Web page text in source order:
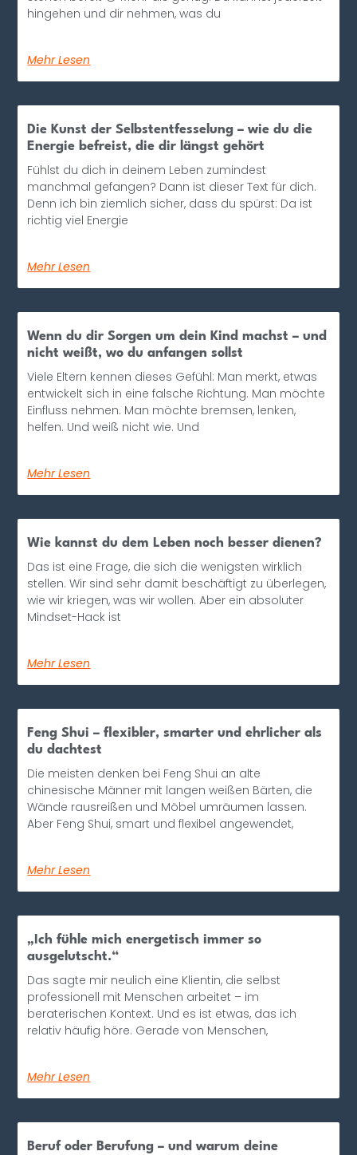
hingehen und dir nehmen, was du
Mehr Lesen
Die Kunst der Selbstentfesselung – wie du die
Energie befreist, die dir längst gehört
Fühlst du dich in deinem Leben zumindest
manchmal gefangen? Dann ist dieser Text für dich.
Denn ich bin ziemlich sicher, dass du spürst: Da ist
richtig viel Energie
Mehr Lesen
Wenn du dir Sorgen um dein Kind machst – und
nicht weißt, wo du anfangen sollst
Viele Eltern kennen dieses Gefühl: Man merkt, etwas
entwickelt sich in eine falsche Richtung. Man möchte
Einfluss nehmen. Man möchte bremsen, lenken,
helfen. Und weiß nicht wie. Und
Mehr Lesen
Wie kannst du dem Leben noch besser dienen?
Das ist eine Frage, die sich die wenigsten wirklich
stellen. Wir sind sehr damit beschäftigt zu überlegen,
wie wir kriegen, was wir wollen. Aber ein absoluter
Mindset-Hack ist
Mehr Lesen
Feng Shui – flexibler, smarter und ehrlicher als
du dachtest
Die meisten denken bei Feng Shui an alte
chinesische Männer mit langen weißen Bärten, die
Wände rausreißen und Möbel umräumen lassen.
Aber Feng Shui, smart und flexibel angewendet,
Mehr Lesen
„Ich fühle mich energetisch immer so
ausgelutscht.“
Das sagte mir neulich eine Klientin, die selbst
professionell mit Menschen arbeitet – im
beraterischen Kontext. Und es ist etwas, das ich
relativ häufig höre. Gerade von Menschen,
Mehr Lesen
Beruf oder Berufung – und warum deine